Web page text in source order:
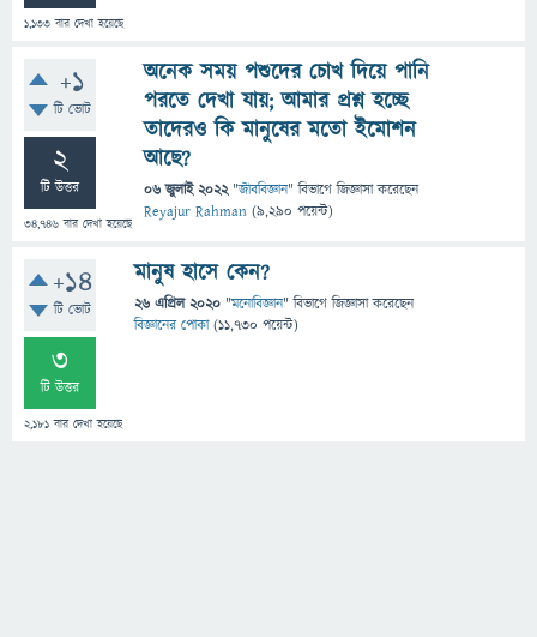
1,133 বার দেখা হয়েছে
+1
টি ভোট
2
টি উত্তর
34,746 বার দেখা হয়েছে
অনেক সময় পশুদের চোখ দিয়ে পানি
পরতে দেখা যায়; আমার প্রশ্ন হচ্ছে
তাদেরও কি মানুষের মতো ইমোশন
আছে?
06 জুলাই 2022 "জীববিজ্ঞান" বিভাগে জিজ্ঞাসাকরেছেন
Reyajur Rahman (9,290 পয়েন্ট)
+14
টি ভোট
3
টি উত্তর
2,181 বার দেখা হয়েছে
মানুষ হাসে কেন?
26 এপ্রিল 2020 "মনোবিজ্ঞান" বিভাগে জিজ্ঞাসাকরেছেন
বিজ্ঞানের পোকা (11,730 পয়েন্ট)